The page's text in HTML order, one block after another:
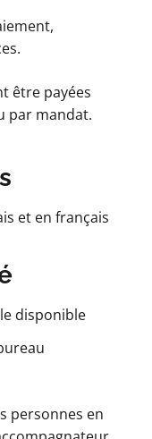
être payées
par mandat.
et en français
disponible
personnes en